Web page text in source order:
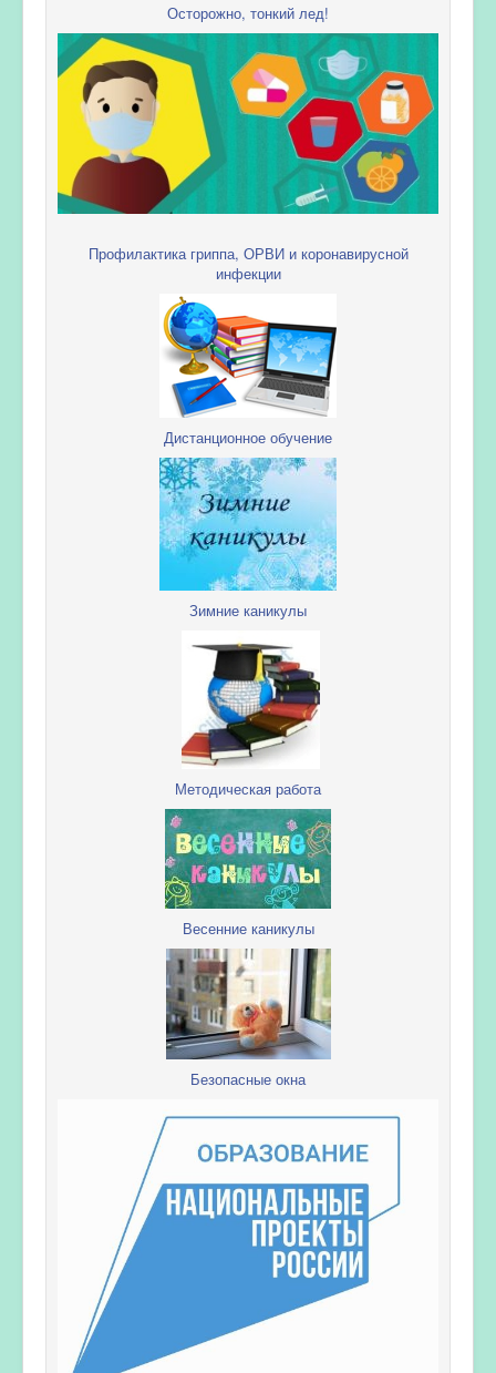
Осторожно, тонкий лед!
Профилактика гриппа, ОРВИ и коронавирусной
инфекции
Дистанционное обучение
Зимние каникулы
Методическая работа
Весенние каникулы
Безопасные окна